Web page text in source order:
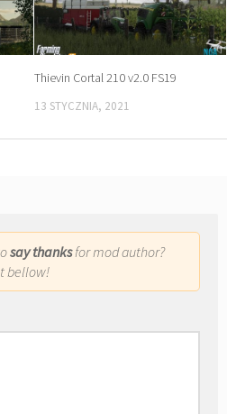
Thievin Cortal 210 v2.0 FS19
13 STYCZNIA, 2021
say thanksfor mod author?
bellow!